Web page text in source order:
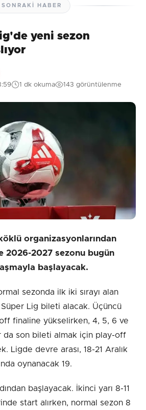
Gönder
İlk yorumu siz yapın!
SONRAKI HABER
yeni sezon
1 dk okuma 143 görüntülenme
organizasyonlarından
2026-2027 sezonu bugün
başlayacak.
sezonda ilk iki sırayı alan
Lig bileti alacak. Üçüncü
finaline yükselirken, 4, 5, 6 ve
da son bileti almak için play-off
Ligde devre arası, 18-21 Aralık
oynanacak 19.
başlayacak. İkinci yarı 8-11
start alırken, normal sezon 8